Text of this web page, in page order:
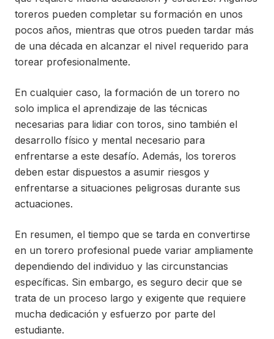
toreros pueden completar su formación en unos
pocos años, mientras que otros pueden tardar más
de una década en alcanzar el nivel requerido para
torear profesionalmente.
En cualquier caso, la formación de un torero no
solo implica el aprendizaje de las técnicas
necesarias para lidiar con toros, sino también el
desarrollo físico y mental necesario para
enfrentarse a este desafío. Además, los toreros
deben estar dispuestos a asumir riesgos y
enfrentarse a situaciones peligrosas durante sus
actuaciones.
En resumen, el tiempo que se tarda en convertirse
en un torero profesional puede variar ampliamente
dependiendo del individuo y las circunstancias
específicas. Sin embargo, es seguro decir que se
trata de un proceso largo y exigente que requiere
mucha dedicación y esfuerzo por parte del
estudiante.